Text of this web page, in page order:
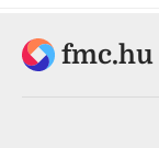
fmc.hu